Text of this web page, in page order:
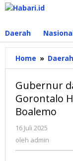
Lewati
Daerah
Home » Daerah
Gubernur
Gorontalo
Boalemo
16 Juli 2025
oleh admin